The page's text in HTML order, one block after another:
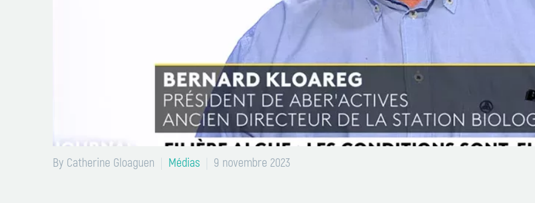
By Catherine Gloaguen Médias 9 novembre 2023